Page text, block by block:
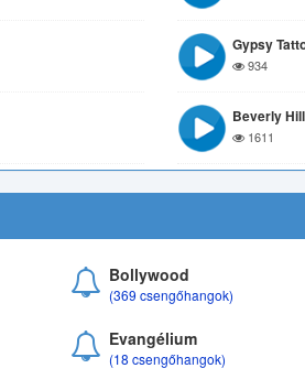
Gypsy
934
Beverly
1611
Bollywood
(369 csengőhangok)
Evangélium
(18 csengőhangok)